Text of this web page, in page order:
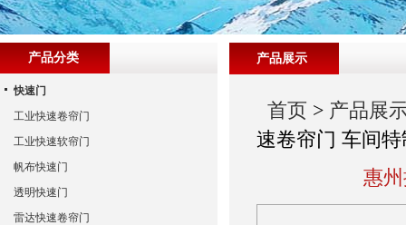
产品展示
首页 > 产品展
速卷帘门 车间
惠
产品分类
快速门
工业快速卷帘门
工业快速软帘门
帆布快速门
透明快速门
雷达快速卷帘门